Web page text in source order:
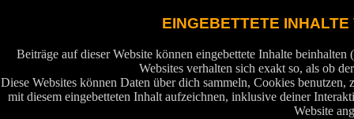
EINGEBETTETE
Beiträge auf dieser Website können eingebettete Inhalte
Websites verhalten sich exakt so, als ob
Diese Websites können Daten über dich sammeln, Cookies
mit diesem eingebetteten Inhalt aufzeichnen, inklusive deiner
Website